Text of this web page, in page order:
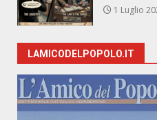
1 Luglio
LAMICODELPOPOLO.IT